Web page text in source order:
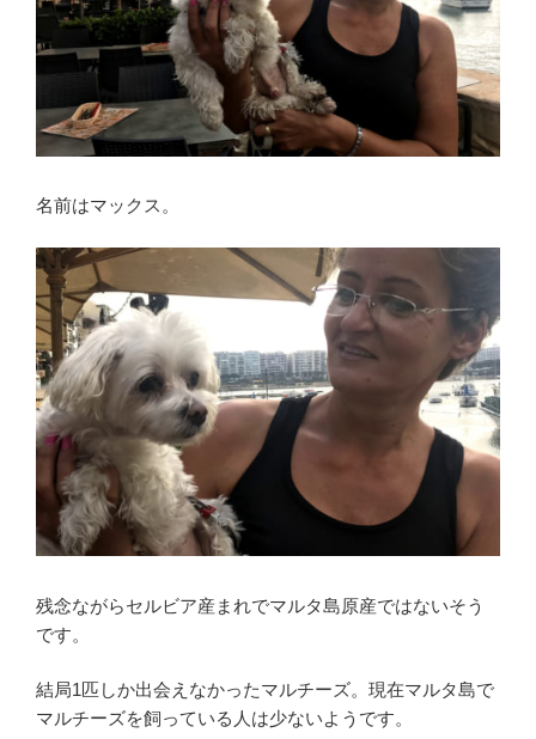
名前はマックス。
残念ながらセルビア産まれでマルタ島原産ではないそう
です。
結局1匹しか出会えなかったマルチーズ。現在マルタ島で
マルチーズを飼っている人は少ないようです。